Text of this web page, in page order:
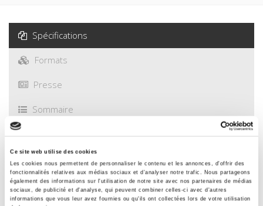
Ce site web utilise des cookies
Les cookies nous permettent de personnaliser le contenu et les annonces, d'offrir des
fonctionnalités relatives aux médias sociaux et d'analyser notre trafic. Nous partageons
également des informations sur l'utilisation de notre site avec nos partenaires de médias
sociaux, de publicité et d'analyse, qui peuvent combiner celles-ci avec d'autres
informations que vous leur avez fournies ou qu'ils ont collectées lors de votre utilisation
Spécifications
Formats
Presse
Sommaire
Spécifications
Éditeur
Presses de Sciences Po